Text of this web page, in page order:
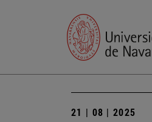
21 | 08 | 2025